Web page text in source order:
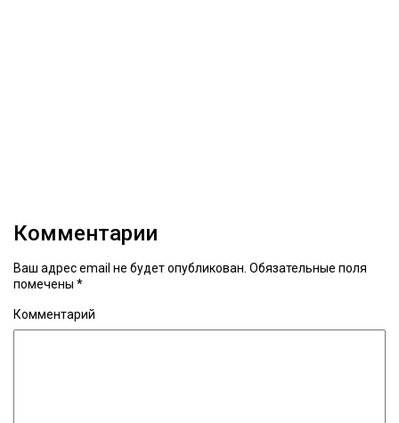
Комментарии
Ваш адрес email не будет опубликован. Обязательные поля
помечены *
Комментарий